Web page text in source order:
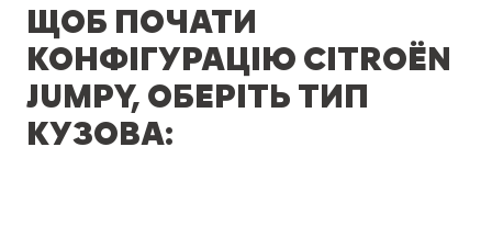
ЩОБ ПОЧАТИ
КОНФІГУРАЦІЮ CITROËN
JUMPY, ОБЕРІТЬ ТИП
КУЗОВА: